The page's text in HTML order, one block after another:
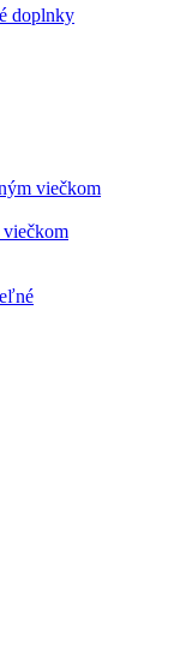
doplnky
viečkom